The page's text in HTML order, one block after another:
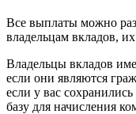
Все выплаты можно
владельцам вкладов,
Владельцы вкладов
если они являются
если у вас
базу для начисления